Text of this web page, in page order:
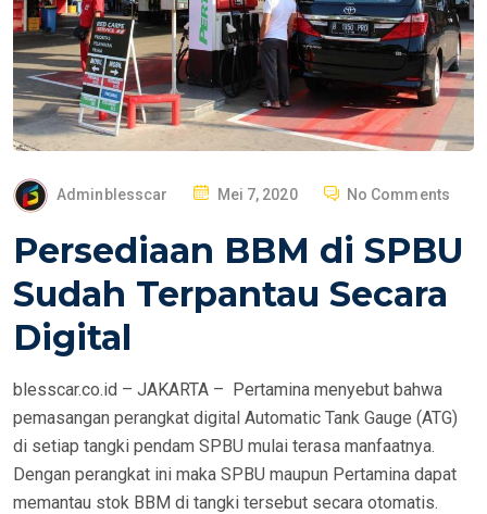
Adminblesscar
P
E
N
Mei 7, 2020 No Comments
Persediaan BBM di SPBU
Sudah Terpantau Secara
Digital
blesscar.co.id – JAKARTA – Pertamina menyebut bahwa
pemasangan perangkat digital Automatic Tank Gauge (ATG)
di setiap tangki pendam SPBU mulai terasa manfaatnya.
Dengan perangkat ini maka SPBU maupun Pertamina dapat
memantau stok BBM di tangki tersebut secara otomatis.